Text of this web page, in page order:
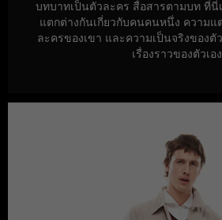
บทบาทเป็นตัวละคร สื่อสารตามบท ที่นี่
แตกต่างกันเกี่ยวกับคนคนหนึ่ง ความแ
ละครของเขา และความเป็นจริงของตั
เรื่องราวของตัวเอง